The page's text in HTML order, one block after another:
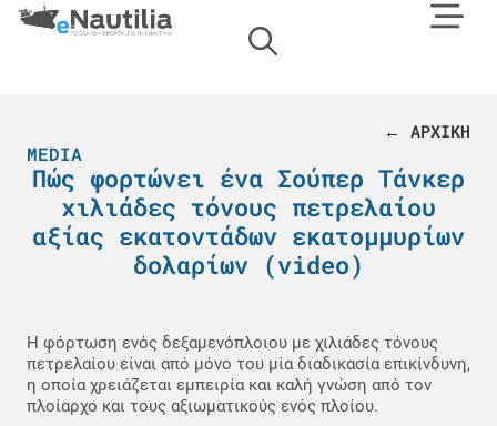
← ΑΡΧΙΚΗ
MEDIA
Πώς φορτώνει ένα Σούπερ Τάνκερ
χιλιάδες τόνους πετρελαίου
αξίας εκατοντάδων εκατομμυρίων
δολαρίων (video)
Η φόρτωση ενός δεξαμενόπλοιου με χιλιάδες τόνους
πετρελαίου είναι από μόνο του μία διαδικασία επικίνδυνη,
η οποία χρειάζεται εμπειρία και καλή γνώση από τον
πλοίαρχο και τους αξιωματικούς ενός πλοίου.